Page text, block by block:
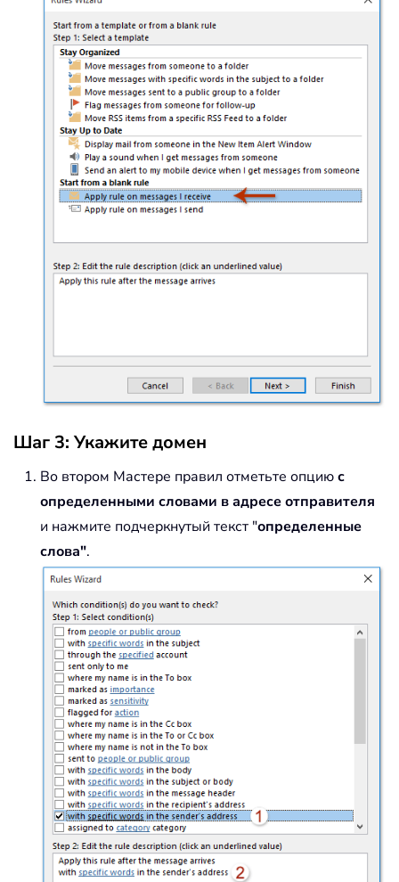
Шаг 3: Укажите домен
Во втором Мастере правил отметьте опциюс
определенными словами в адресе отправителя
и нажмите подчеркнутый текст "определенные
слова".